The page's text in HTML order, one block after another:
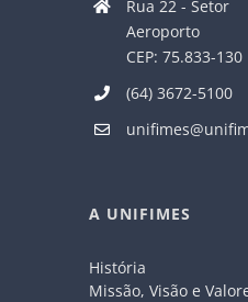
Rua 22 - Setor
Aeroporto
CEP: 75.833-130
(64) 3672-5100
A UNIFIMES
História
Missão, Visão e